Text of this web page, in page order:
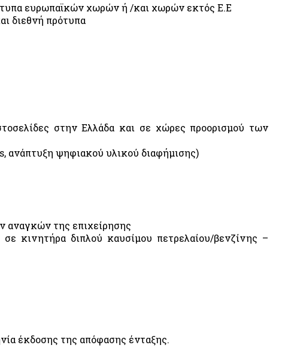
ευρωπαϊκών χωρών ή /και χωρών εκτός Ε.Ε
διεθνή πρότυπα
στην Ελλάδα και σε χώρες προορισμού των
ψηφιακού υλικού διαφήμισης)
αναγκών της επιχείρησης
κινητήρα διπλού καυσίμου πετρελαίου/βενζίνης –
έκδοσης της απόφασης ένταξης.